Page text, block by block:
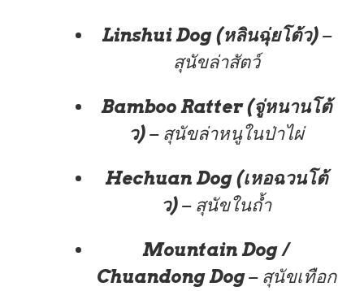
Linshui Dog (หลินฉุ่ยโต้ว)–
สุนัขล่าสัตว์
Bamboo Ratter (จู่หนานโต้
ว)– สุนัขล่าหนูในป่าไผ่
Hechuan Dog (เหอฉวนโต้
ว)– สุนัขในถ้ำ
Mountain Dog /
Chuandong Dog– สุนัขเทือก